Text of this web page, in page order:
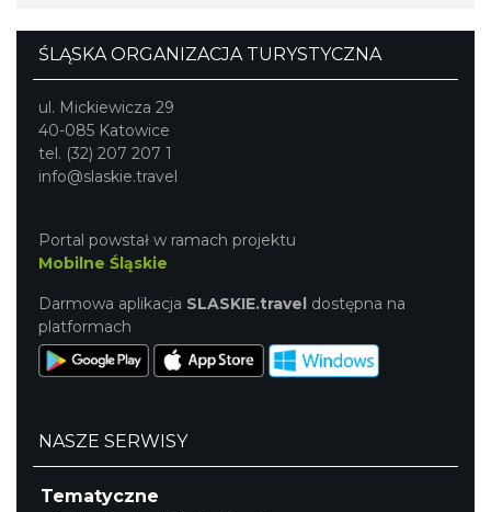
ŚLĄSKA ORGANIZACJA TURYSTYCZNA
ul. Mickiewicza 29
40-085 Katowice
tel. (32) 207 207 1
info@slaskie.travel
Portal powstał w ramach projektu
Mobilne Śląskie
Darmowa aplikacja SLASKIE.travel dostępna na
platformach
NASZE SERWISY
Tematyczne